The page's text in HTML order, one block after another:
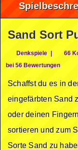
Sand Sort
Denkspiele | 66
bei 56 Bewertungen
Schaffst du es in
eingefärbten Sand
oder deinen
sortieren und zum
Sorte Sand zu